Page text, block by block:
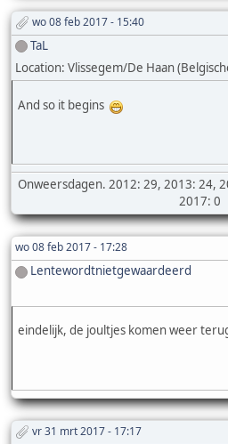
wo 08 feb 2017 - 15:40
TaL
Location: Vlissegem/De Haan
And so it begins
Onweersdagen. 2012: 29, 2013: 24,
2017: 0
wo 08 feb 2017 - 17:28
Lentewordtnietgewaardeerd
eindelijk, de joultjes komen weer
vr 31 mrt 2017 - 17:17